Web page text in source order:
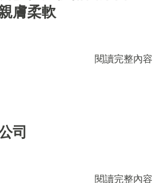
膚柔軟
閱讀完整內容
司
閱讀完整內容